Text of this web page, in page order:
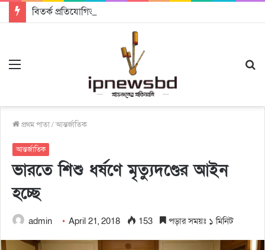
প্রথম পাতা/আন্তর্জাতিক
আন্তর্জাতিক
ভারতে শিশু ধর্ষণে মৃত্যুদণ্ডের আইন
হচ্ছে
admin April 21, 2018 153 পড়ার সময়ঃ ১ মিনিট